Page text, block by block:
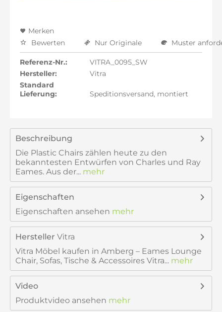
Merken
Bewerten
Nur Originale Muster
Referenz-Nr.:
VITRA_0095_SW
Hersteller:
Vitra
Standard
Lieferung:
Speditionsversand, montiert
Beschreibung
Die Plastic Chairs zählen heute zu den
bekanntesten Entwürfen von Charles und Ray
Eames. Aus der... mehr
Eigenschaften
Eigenschaften ansehen mehr
Hersteller Vitra
Vitra Möbel kaufen in Amberg – Eames Lounge
Chair, Sofas, Tische & Accessoires Vitra... mehr
Video
Produktvideo ansehen mehr